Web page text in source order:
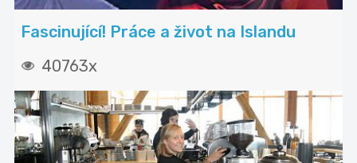
Fascinující! Práce a život na Islandu
40763x